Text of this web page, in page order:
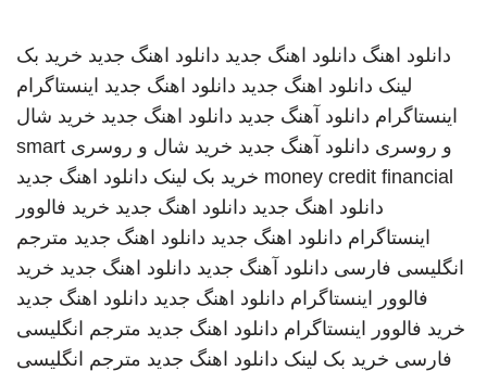
دانلود اهنگ دانلود اهنگ جدید دانلود اهنگ جدید خرید بک
لینک دانلود اهنگ جدید دانلود اهنگ جدید اینستاگرام
اینستاگرام دانلود آهنگ جدید دانلود اهنگ جدید خرید شال
و روسری دانلود آهنگ جدید خرید شال و روسری smart
money credit financial خرید بک لینک دانلود اهنگ جدید
دانلود اهنگ جدید دانلود اهنگ جدید خرید فالوور
اینستاگرام دانلود اهنگ جدید دانلود اهنگ جدید مترجم
انگلیسی فارسی دانلود آهنگ جدید دانلود اهنگ جدید خرید
فالوور اینستاگرام دانلود اهنگ جدید دانلود اهنگ جدید
خرید فالوور اینستاگرام دانلود اهنگ جدید مترجم انگلیسی
فارسی خرید بک لینک دانلود اهنگ جدید مترجم انگلیسی